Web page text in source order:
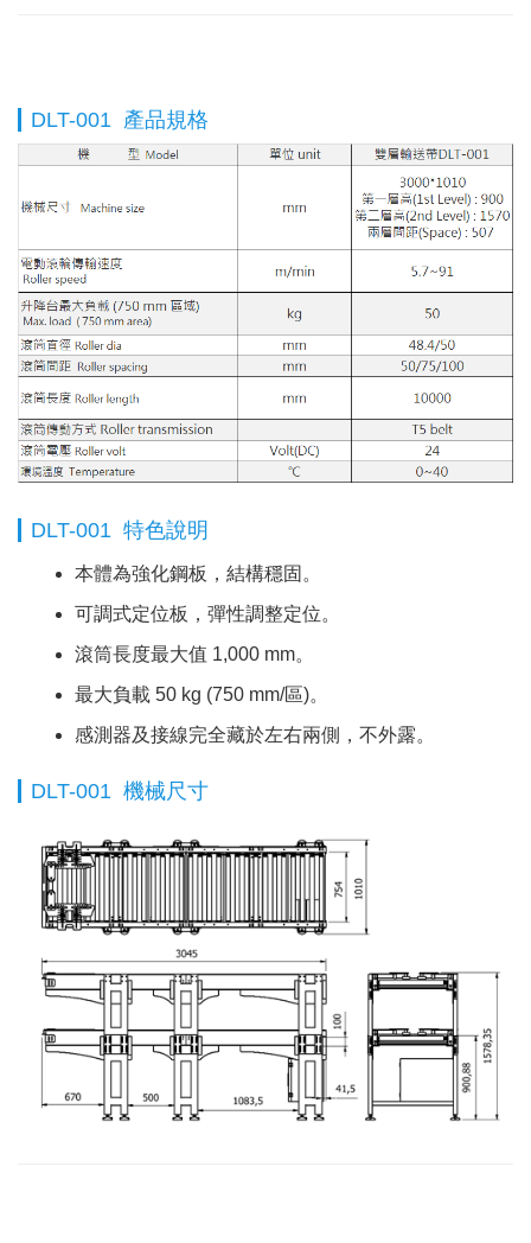
DLT-001 產品規格
DLT-001 特色說明
本體為強化鋼板，結構穩固。
可調式定位板，彈性調整定位。
滾筒長度最大值 1,000 mm。
最大負載 50 kg (750 mm/區)。
感測器及接線完全藏於左右兩側，不外露。
DLT-001 機械尺寸